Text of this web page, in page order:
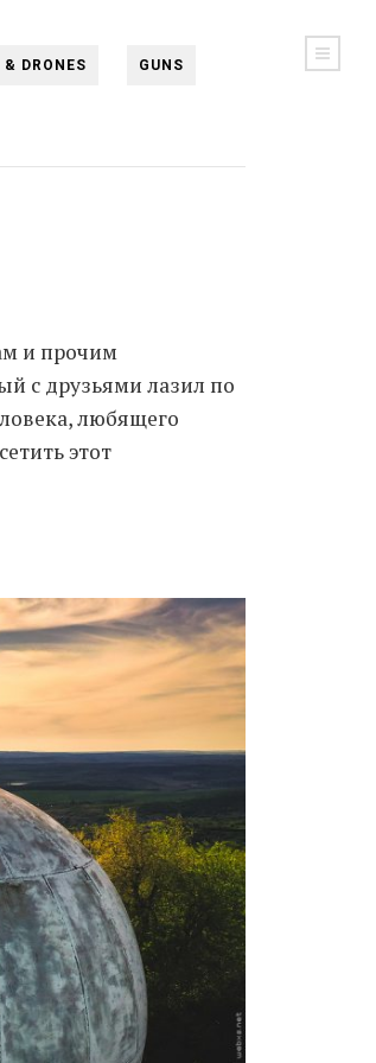
DRONES GUNS
и прочим
с друзьями лазил по
любящего
этот
Moldova sightseeings
Blog Archives
To-Do
TAGZZZZ
24-70/2.8(52) 35mm/1.4(14)
75mm/f1.2(17) 85/1.4D(15)
automotive(22) Balti (32) D800
drone(19) fujifilm hobby
homestudio(16) howto
(17)
Internet (43) kitchen
mavic2pro (20)
(13)